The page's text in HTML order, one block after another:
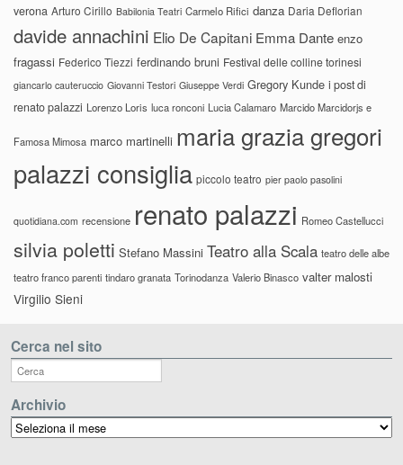
verona Arturo Cirillo Babilonia Teatri Carmelo Rifici danza Daria Deflorian
davide annachini Elio De Capitani Emma Dante enzo
fragassi Federico Tiezzi ferdinando bruni Festival delle colline torinesi
giancarlo cauteruccio Giovanni Testori Giuseppe Verdi Gregory Kunde i post di
renato palazzi Lorenzo Loris luca ronconi Lucia Calamaro Marcido Marcidorjs e
Famosa Mimosa marco martinelli maria grazia gregori
palazzi consiglia piccolo teatro pier paolo pasolini
quotidiana.com recensione renato palazzi Romeo Castellucci
silvia poletti Stefano Massini Teatro alla Scala teatro delle albe
teatro franco parenti tindaro granata Torinodanza Valerio Binasco valter malosti
Virgilio Sieni
Cerca nel sito
Archivio
Archivio